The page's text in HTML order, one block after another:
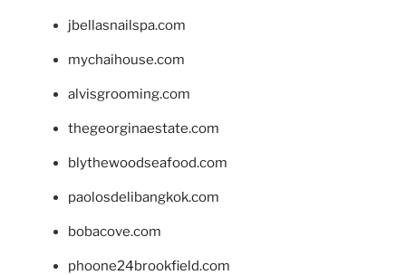
jbellasnailspa.com
mychaihouse.com
alvisgrooming.com
thegeorginaestate.com
blythewoodseafood.com
paolosdelibangkok.com
bobacove.com
phoone24brookfield.com